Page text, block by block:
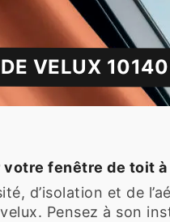
VELUX
fenêtre de toit
d’isolation et de
Pensez à son